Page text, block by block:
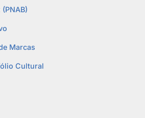
Marcas
Cultural